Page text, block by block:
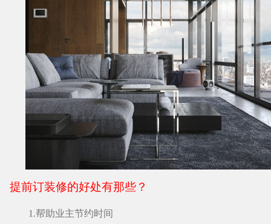
提前订装修的好处有那些？
1.帮助业主节约时间